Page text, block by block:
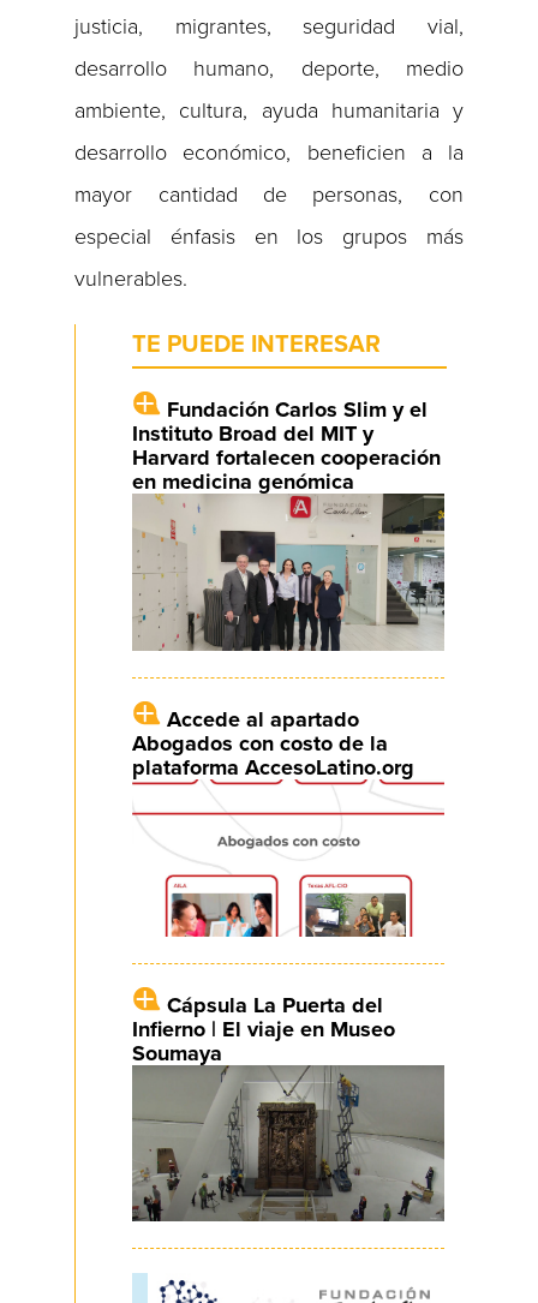
justicia, migrantes, seguridad vial,
desarrollo humano, deporte, medio
ambiente, cultura, ayuda humanitaria y
desarrollo económico, beneficien a la
mayor cantidad de personas, con
especial énfasis en los grupos más
vulnerables.
TE PUEDE INTERESAR
Fundación Carlos Slim y el
Instituto Broad del MIT y
Harvard fortalecen cooperación
en medicina genómica
Accede al apartado
Abogados con costo de la
plataforma AccesoLatino.org
Cápsula La Puerta del
Infierno | El viaje en Museo
Soumaya